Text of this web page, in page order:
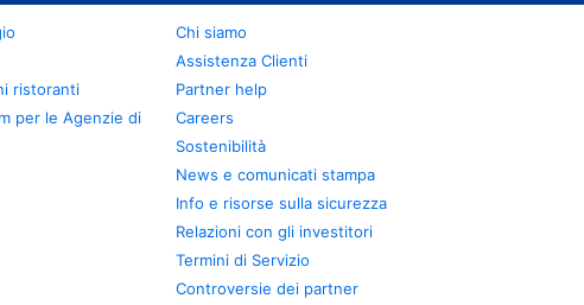
ristoranti
per le Agenzie di
Chi siamo
Assistenza Clienti
Partner help
Careers
Sostenibilità
News e comunicati stampa
Info e risorse sulla sicurezza
Relazioni con gli investitori
Termini di Servizio
Controversie dei partner